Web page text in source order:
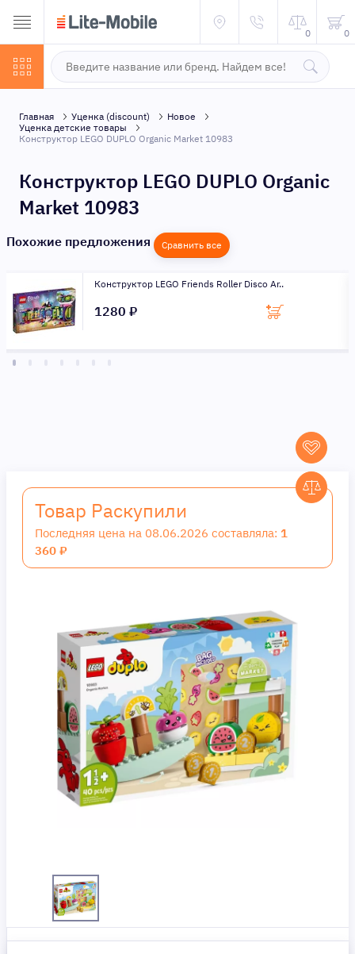
0 0
Главная Уценка (discount)
Новое
Уценка детские товары
Конструктор LEGO DUPLO Organic Market 10983
Конструктор LEGO DUPLO Organic
Market 10983
Похожие предложения Сравнить все
Конструктор LEGO Friends Roller Disco Ar..
1280 ₽
Товар Раскупили
Последняя цена на 08.06.2026 составляла: 1
360 ₽